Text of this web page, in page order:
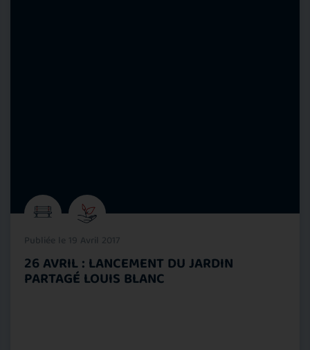
Publiée le 19 Avril 2017
26 AVRIL : LANCEMENT DU JARDIN
PARTAGÉ LOUIS BLANC